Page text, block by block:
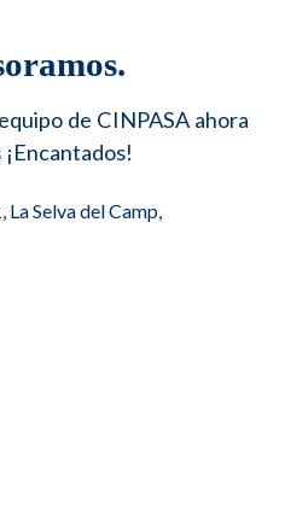
de CINPASA ahora
La Selva del Camp,